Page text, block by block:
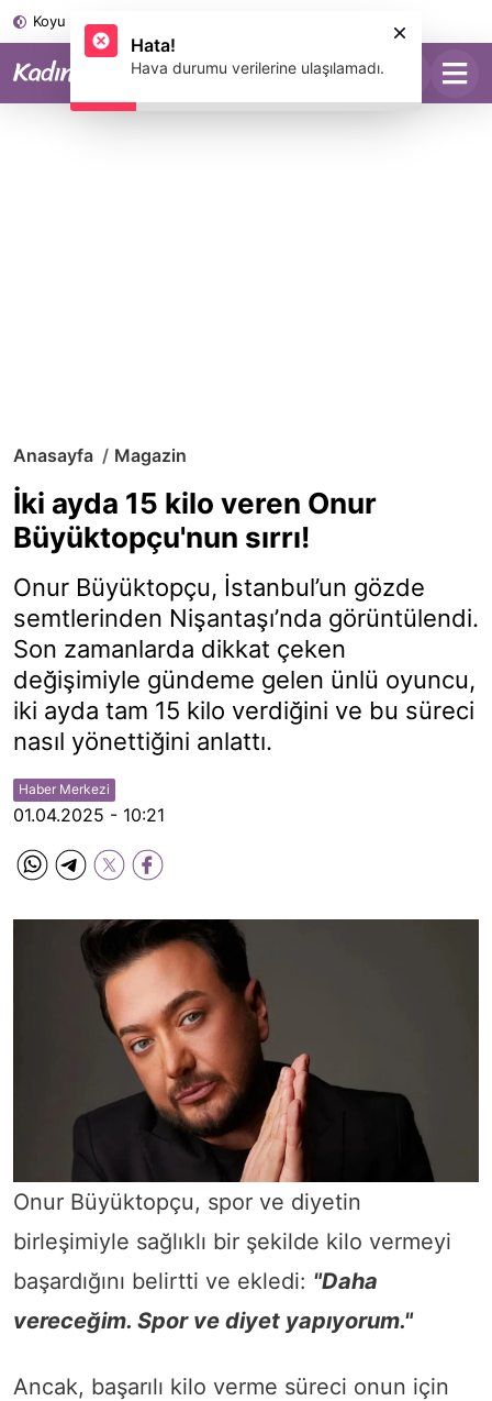
Koyu Mod
Anasayfa Magazin
İki ayda 15 kilo veren Onur
Büyüktopçu'nun sırrı!
Onur Büyüktopçu, İstanbul’un gözde
semtlerinden Nişantaşı’nda görüntülendi.
Son zamanlarda dikkat çeken
değişimiyle gündeme gelen ünlü oyuncu,
iki ayda tam 15 kilo verdiğini ve bu süreci
nasıl yönettiğini anlattı.
Haber Merkezi
01.04.2025 - 10:21
Onur Büyüktopçu, spor ve diyetin
birleşimiyle sağlıklı bir şekilde kilo vermeyi
başardığını belirtti ve ekledi: "Daha
vereceğim. Spor ve diyet yapıyorum."
Ancak, başarılı kilo verme süreci onun için